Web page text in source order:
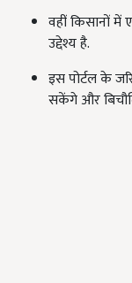
वहीं किसानों
उद्देश्य है.
इस पोर्टल के
सकेंगे और